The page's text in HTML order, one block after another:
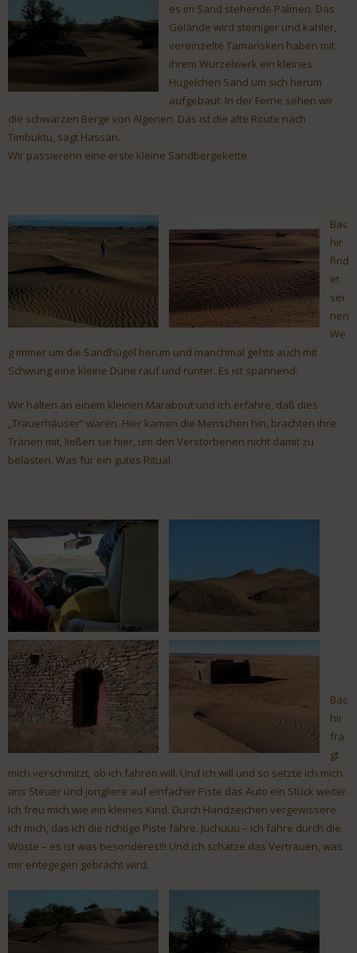
es im Sand stehende Palmen. Das
Gelände wird steiniger und kahler,
vereinzelte Tamarisken haben mit
ihrem Wurzelwerk ein kleines
Hügelchen Sand um sich herum
aufgebaut. In der Ferne sehen wir
die schwarzen Berge von Algerien. Das ist die alte Route nach
Timbuktu, sagt Hassan.
Wir passierenn eine erste kleine Sandbergekette.
Bac
hir
find
et
sei
nen
We
g immer um die Sandhügel herum und manchmal gehts auch mit
Schwung eine kleine Düne rauf und runter. Es ist spannend.
Wir halten an einem kleinen Marabout und ich erfahre, daß dies
„Trauerhäuser“ waren. Hier kamen die Menschen hin, brachten ihre
Tränen mit, ließen sie hier, um den Verstorbenen nicht damit zu
belasten. Was für ein gutes Ritual.
Bac
hir
fra
gt
mich verschmitzt, ob ich fahren will. Und ich will und so setzte ich mich
ans Steuer und jongliere auf einfacher Piste das Auto ein Stück weiter.
Ich freu mich wie ein kleines Kind. Durch Handzeichen vergewissere
ich mich, das ich die richtige Piste fahre. Juchuuu – ich fahre durch die
Wüste – es ist was besonderes!!! Und ich schätze das Vertrauen, was
mir entegegen gebracht wird.